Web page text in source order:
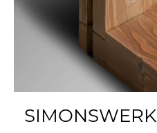
SIMONSWERK